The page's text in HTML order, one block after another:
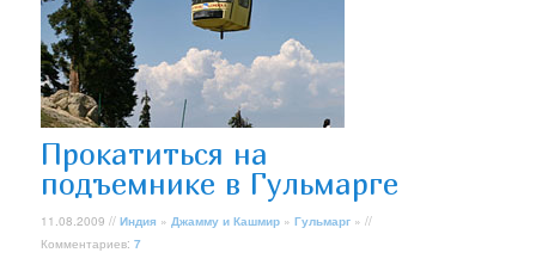
Прокатиться на
подъемнике в Гульмарге
11.08.2009 //Индия » Джамму и Кашмир »Гульмарг » //
Комментариев:7